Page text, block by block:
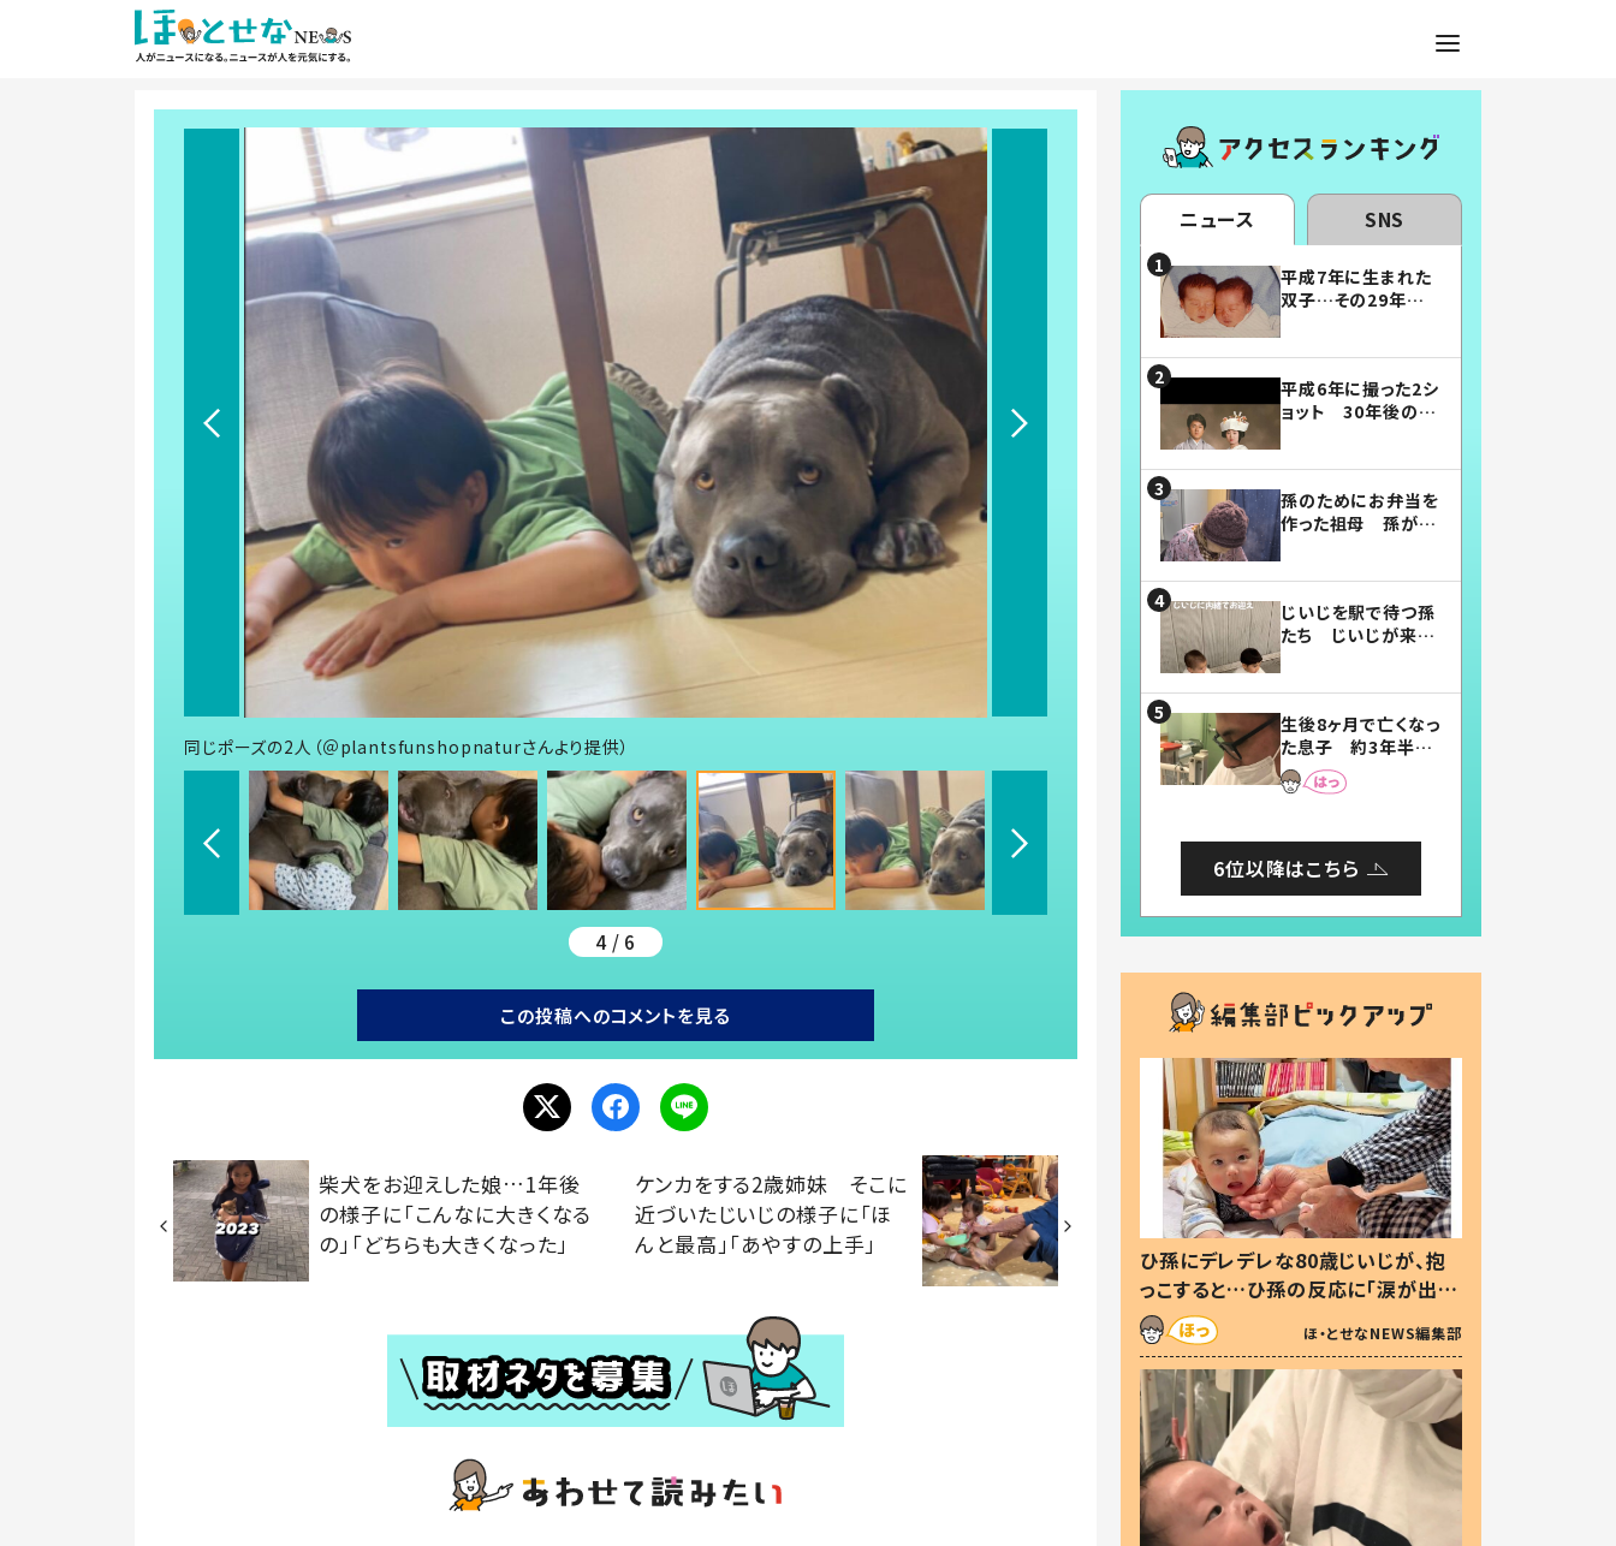
同じポーズの2人（＠plantsfunshopnaturさんより提供）
4 / 6
この投稿へのコメントを見る
柴犬をお迎えした娘…1年後
の様子に「こんなに大きくなる
の」「どちらも大きくなった」
ケンカをする2歳姉妹 そこに
近づいたじいじの様子に「ほ
んと最高」「あやすの上手」
ニュース SNS
平成7年に生まれた
双子…その29年後
平成6年に撮った2シ
ョット 30年後の姿
孫のためにお弁当を
作った祖母 孫が絶
じいじを駅で待つ孫
たち じいじが来た
まらない」「幸せにな
れる」
生後8ヶ月で亡くなっ
た息子 約3年半
後、当時の妻の日記
に書いてあった本音
6位以降はこちら
ひ孫にデレデレな80歳じいじが、抱
っこすると…ひ孫の反応に「涙が出ま
した」「可愛くて仕方ない」
ほ・とせなNEWS編集部